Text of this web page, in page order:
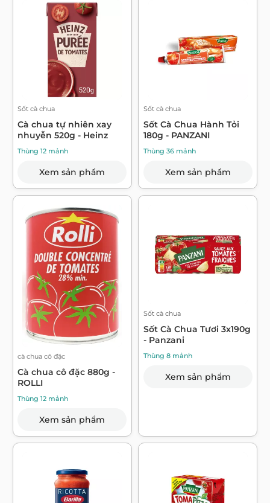
Sốt cà chua
Cà chua tự nhiên xay
nhuyễn 520g - Heinz
Thùng 12 mảnh
Xem sản phẩm
Sốt cà chua
Sốt Cà Chua Hành Tỏi
180g - PANZANI
Thùng 36 mảnh
Xem sản phẩm
cà chua cô đặc
Cà chua cô đặc 880g -
ROLLI
Thùng 12 mảnh
Xem sản phẩm
Sốt cà chua
Sốt Cà Chua Tươi 3x190g
- Panzani
Thùng 8 mảnh
Xem sản phẩm